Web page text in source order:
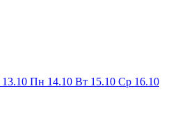
13.10 Пн 14.10 Вт 15.10 Ср 16.10